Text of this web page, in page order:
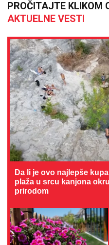
PROČITAJTE KLIKOM
AKTUELNE VESTI
Da li je ovo najlepše
plaža u srcu kanjona
prirodom